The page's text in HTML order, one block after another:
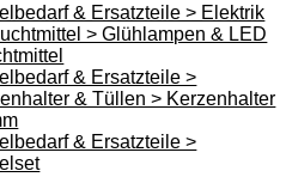
& Ersatzteile > Elektrik
> Glühlampen & LED
& Ersatzteile >
& Tüllen > Kerzenhalter
& Ersatzteile >